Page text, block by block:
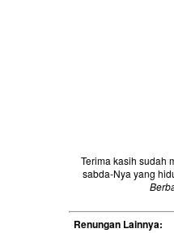
Terima kasih sudah
sabda-Nya yang
Renungan Lainnya: